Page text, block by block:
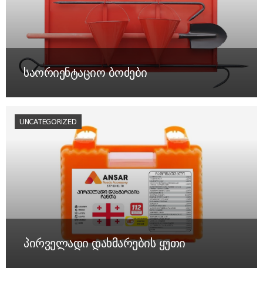
საორიენტაციო ბოძები
პირველადი დახმარების ყუთი
UNCATEGORIZED